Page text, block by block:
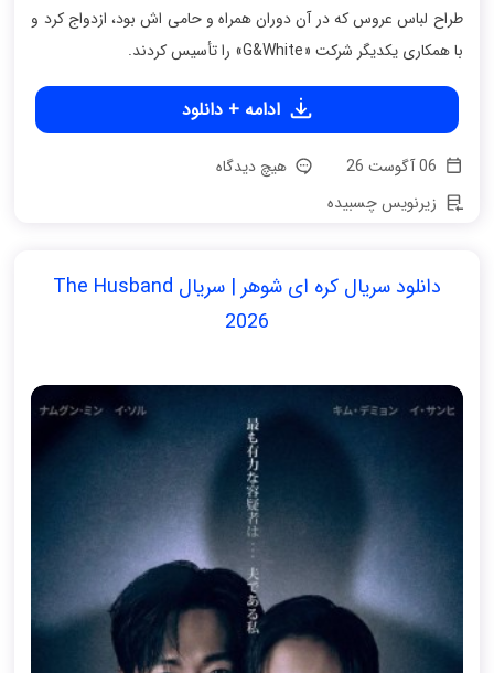
طراح لباس عروس که در آن دوران همراه و حامی اش بود، ازدواج کرد و
با همکاری یکدیگر شرکت «G&White» را تأسیس کردند.
ادامه + دانلود
هیچ دیدگاه
زیرنویس چسبیده
دانلود سریال کره ای شوهر | سریال The Husband
2026